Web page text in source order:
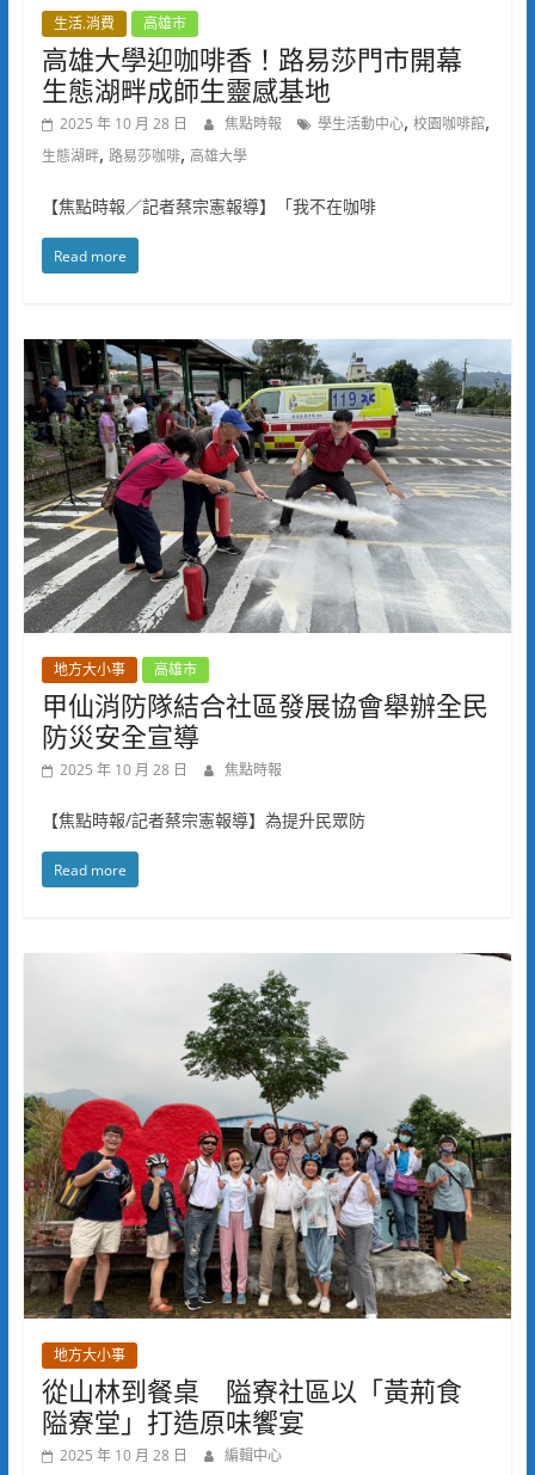
生活.消費 高雄市
高雄大學迎咖啡香！路易莎門市開幕
生態湖畔成師生靈感基地
2025 年 10 月 28 日 焦點時報 學生活動中心, 校園咖啡館,
生態湖畔, 路易莎咖啡, 高雄大學
【焦點時報／記者蔡宗憲報導】「我不在咖啡
Read more
地方大小事 高雄市
甲仙消防隊結合社區發展協會舉辦全民
防災安全宣導
2025 年 10 月 28 日 焦點時報
【焦點時報/記者蔡宗憲報導】為提升民眾防
Read more
地方大小事
從山林到餐桌 隘寮社區以「黃荊食
隘寮堂」打造原味饗宴
2025 年 10 月 28 日 編輯中心